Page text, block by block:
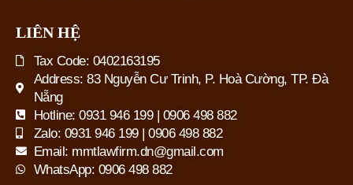
LIÊN HỆ
Tax Code: 0402163195
Address: 83 Nguyễn Cư Trinh, P. Hoà Cường, TP. Đà
Nẵng
Hotline: 0931 946 199 | 0906 498 882
Zalo: 0931 946 199 | 0906 498 882
Email: mmtlawfirm.dn@gmail.com
WhatsApp: 0906 498 882